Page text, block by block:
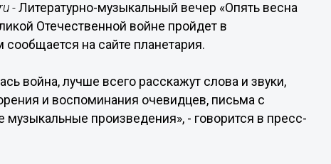
-Литературно-музыкальный вечер «Опять весна
Отечественной войне пройдет в
на сайте планетария.
война, лучше всего расскажут слова и звуки,
и воспоминания очевидцев, письма с
произведения», - говорится в пресс-